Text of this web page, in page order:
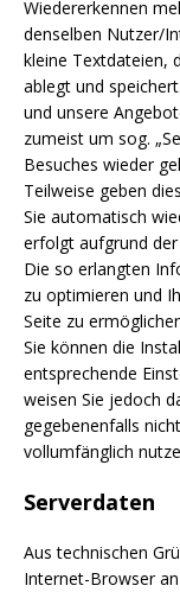
Wiedererkennen
denselben Nutzer/
kleine Textdateien,
ablegt und
und unsere
zumeist um sog.
Besuches wieder
Teilweise geben
Sie automatisch
erfolgt aufgrund
Die so erlangten
zu optimieren und
Seite zu
Sie können die
entsprechende
weisen Sie jedoch
gegebenenfalls
vollumfänglich
Serverdaten
Aus technischen
Internet-Browser